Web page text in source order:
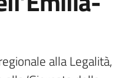
alla Legalità,